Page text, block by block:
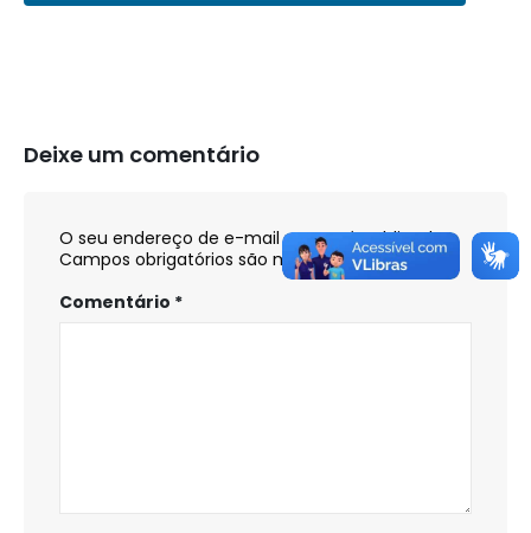
Deixe um comentário
O seu endereço de e-mail não será publicado.
Campos obrigatórios são marcados com*
Comentário *